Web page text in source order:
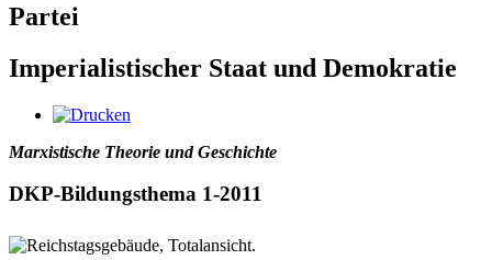
Partei
Imperialistischer Staat und Demokratie
Marxistische Theorie und Geschichte
DKP-Bildungsthema 1-2011